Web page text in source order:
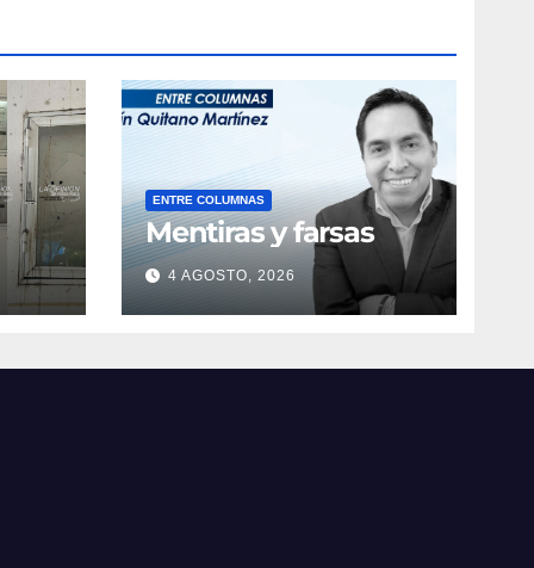
ENTRE COLUMNAS
Mentiras y farsas
4 AGOSTO, 2026